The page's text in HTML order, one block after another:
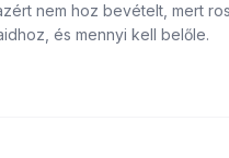
nem hoz bevételt, mert
és mennyi kell belőle.